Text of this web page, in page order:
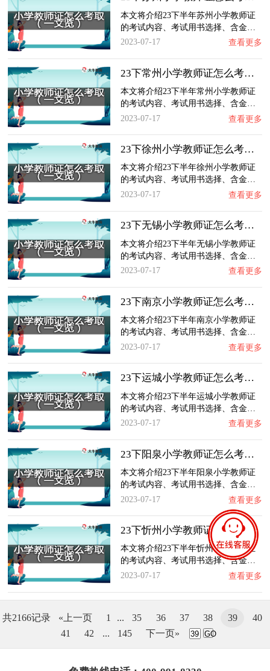
本文将介绍23下半年苏州小学教师证
的考试内容、考试用书选择、含金…
2023-07-17
查看更多
23下常州小学教师证怎么考取？一文览：含金量…
本文将介绍23下半年常州小学教师证
的考试内容、考试用书选择、含金…
2023-07-17
查看更多
23下徐州小学教师证怎么考取？一文览：含金量…
本文将介绍23下半年徐州小学教师证
的考试内容、考试用书选择、含金…
2023-07-17
查看更多
23下无锡小学教师证怎么考取？一文览：含金量…
本文将介绍23下半年无锡小学教师证
的考试内容、考试用书选择、含金…
2023-07-17
查看更多
23下南京小学教师证怎么考取？一文览：含金量…
本文将介绍23下半年南京小学教师证
的考试内容、考试用书选择、含金…
2023-07-17
查看更多
23下运城小学教师证怎么考取？一文览：含金量…
本文将介绍23下半年运城小学教师证
的考试内容、考试用书选择、含金…
2023-07-17
查看更多
23下阳泉小学教师证怎么考取？一文览：含金量…
本文将介绍23下半年阳泉小学教师证
的考试内容、考试用书选择、含金…
2023-07-17
查看更多
23下忻州小学教师证怎么考取？一文览：含金量…
本文将介绍23下半年忻州小学教师证
的考试内容、考试用书选择、含金…
2023-07-17
查看更多
共2166记录 «上一页 1 ... 35 36 37 38 39
40
41
42 ... 145 下一页» GO